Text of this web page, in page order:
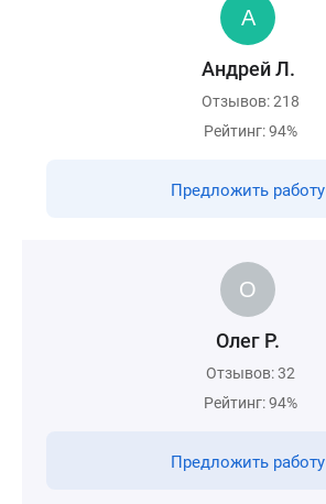
Андрей Л.
Отзывов: 218
Рейтинг: 94%
Предложить работу
Олег Р.
Отзывов: 32
Рейтинг: 94%
Предложить работу